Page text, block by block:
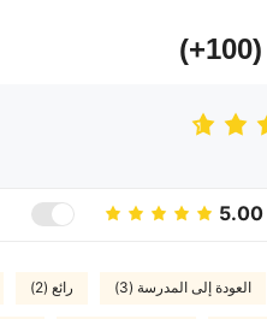
(100+)
5.00
العودة إلى المدرسة (3) رائع (2)